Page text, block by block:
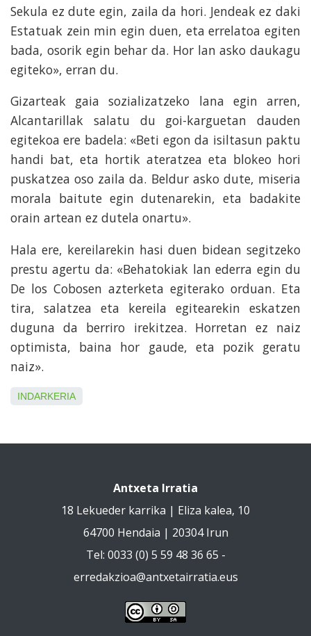
Sekula ez dute egin, zaila da hori. Jendeak ez daki
Estatuak zein min egin duen, eta errelatoa egiten
bada, osorik egin behar da. Hor lan asko daukagu
egiteko», erran du.
Gizarteak gaia sozializatzeko lana egin arren,
Alcantarillak salatu du goi-karguetan dauden
egitekoa ere badela: «Beti egon da isiltasun paktu
handi bat, eta hortik ateratzea eta blokeo hori
puskatzea oso zaila da. Beldur asko dute, miseria
morala baitute egin dutenarekin, eta badakite
orain artean ez dutela onartu».
Hala ere, kereilarekin hasi duen bidean segitzeko
prestu agertu da: «Behatokiak lan ederra egin du
De los Cobosen azterketa egiterako orduan. Eta
tira, salatzea eta kereila egitearekin eskatzen
duguna da berriro irekitzea. Horretan ez naiz
optimista, baina hor gaude, eta pozik geratu
naiz».
INDARKERIA
Antxeta Irratia
18 Lekueder karrika | Eliza kalea, 10
64700 Hendaia | 20304 Irun
Tel: 0033 (0) 5 59 48 36 65 -
erredakzioa@antxetairratia.eus